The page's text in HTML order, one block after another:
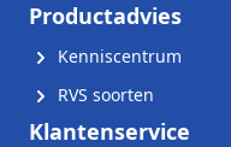
Productadvies
Kenniscentrum
RVS soorten
Klantenservice